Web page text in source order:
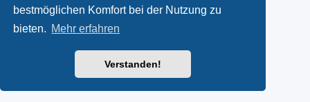
bestmöglichen Komfort bei der Nutzung zu
bieten. Mehr erfahren
Verstanden!